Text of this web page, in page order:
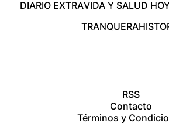
DIARIO EXTRAVIDA Y SALUD
TRANQUERA
RSS
Contacto
Términos y